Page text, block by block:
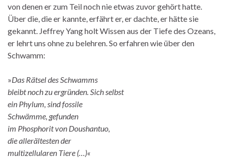
von denen er zum Teil noch nie etwas zuvor gehört hatte.
Über die, die er kannte, erfährt er, er dachte, er hätte sie
gekannt. Jeffrey Yang holt Wissen aus der Tiefe des Ozeans,
er lehrt uns ohne zu belehren. So erfahren wie über den
Schwamm:
»Das Rätsel des Schwamms
bleibt noch zu ergründen. Sich selbst
ein Phylum, sind fossile
Schwämme, gefunden
im Phosphorit von Doushantuo,
die allerältesten der
multizellularen Tiere (…)«